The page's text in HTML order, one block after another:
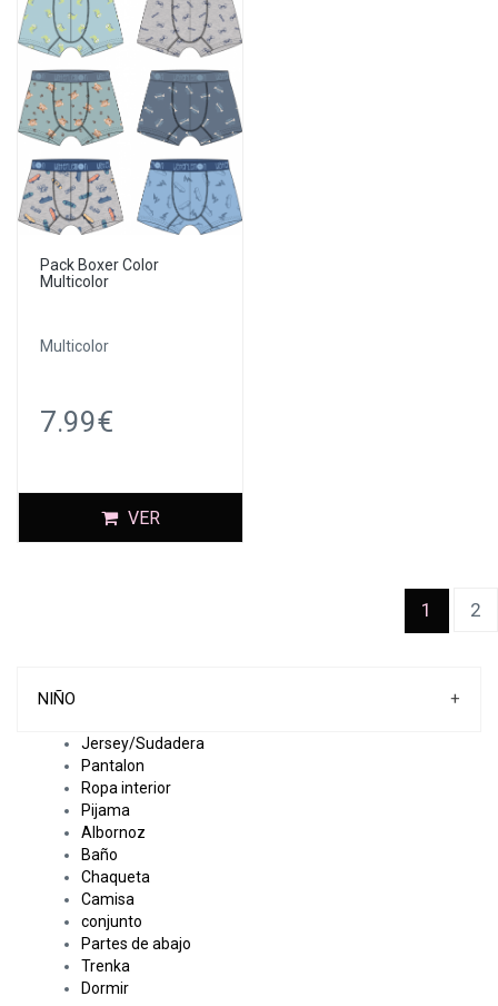
Pack Boxer Color
Multicolor
Multicolor
7.99€
VER
1 2
NIÑO +
Jersey/Sudadera
Pantalon
Ropa interior
Pijama
Albornoz
Baño
Chaqueta
Camisa
conjunto
Partes de abajo
Trenka
Dormir